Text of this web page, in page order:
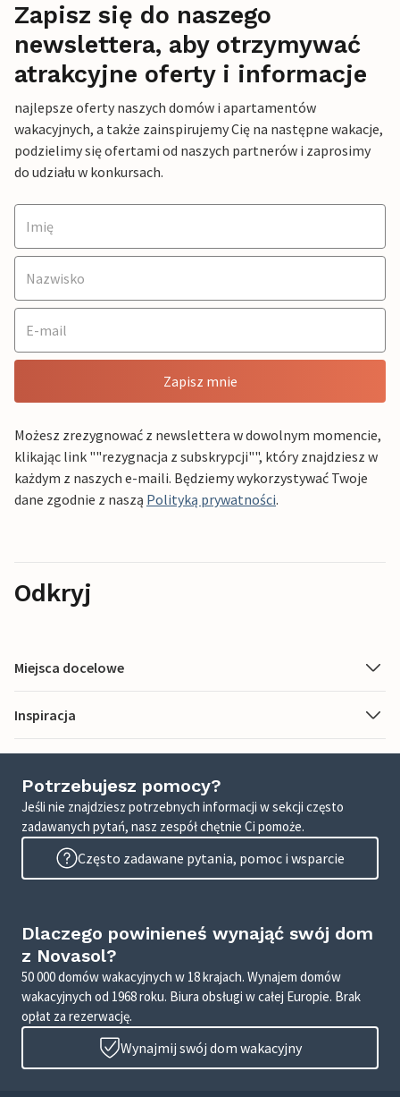
Zapisz się do naszego
newslettera, aby otrzymywać
atrakcyjne oferty i informacje
najlepsze oferty naszych domów i apartamentów
wakacyjnych, a także zainspirujemy Cię na następne wakacje,
podzielimy się ofertami od naszych partnerów i zaprosimy
do udziału w konkursach.
Zapisz mnie
Możesz zrezygnować z newslettera w dowolnym momencie,
klikając link ""rezygnacja z subskrypcji"", który znajdziesz w
każdym z naszych e-maili. Będziemy wykorzystywać Twoje
dane zgodnie z naszą Polityką prywatności.
Odkryj
Miejsca docelowe
Inspiracja
Potrzebujesz pomocy?
Jeśli nie znajdziesz potrzebnych informacji w sekcji często
zadawanych pytań, nasz zespół chętnie Ci pomoże.
Często zadawane pytania, pomoc i wsparcie
Dlaczego powinieneś wynająć swój dom
z Novasol?
50 000 domów wakacyjnych w 18 krajach. Wynajem domów
wakacyjnych od 1968 roku. Biura obsługi w całej Europie. Brak
opłat za rezerwację.
Wynajmij swój dom wakacyjny